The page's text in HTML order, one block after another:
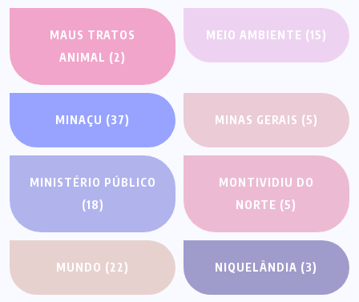
MAUS TRATOS
ANIMAL (2)
MEIO AMBIENTE (15)
MINAÇU (37) MINAS GERAIS (5)
MINISTÉRIO PÚBLICO
(18)
MONTIVIDIU DO
NORTE (5)
MUNDO (22) NIQUELÂNDIA (3)